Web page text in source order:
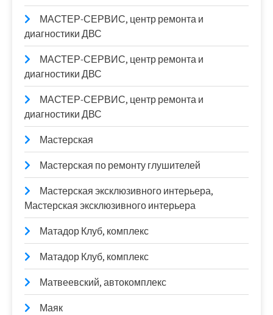
МАСТЕР-СЕРВИС, центр ремонта и
диагностики ДВС
МАСТЕР-СЕРВИС, центр ремонта и
диагностики ДВС
МАСТЕР-СЕРВИС, центр ремонта и
диагностики ДВС
Мастерская
Мастерская по ремонту глушителей
Мастерская эксклюзивного интерьера,
Мастерская эксклюзивного интерьера
Матадор Клуб, комплекс
Матадор Клуб, комплекс
Матвеевский, автокомплекс
Маяк